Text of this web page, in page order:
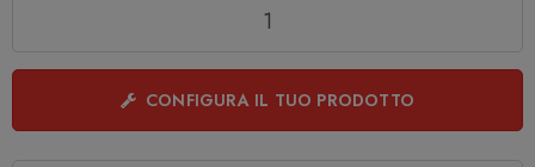
CONFIGURA IL TUO PRODOTTO